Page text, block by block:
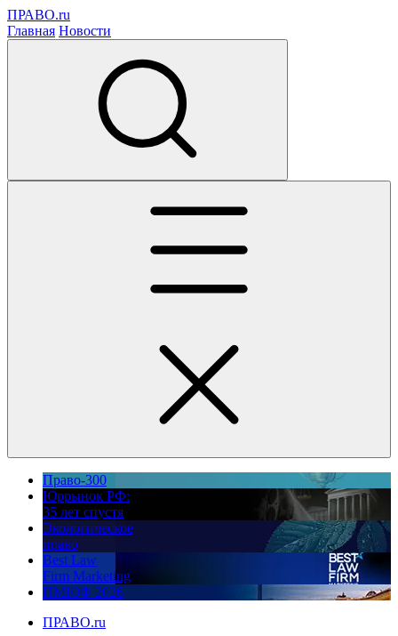
ПРАВО.ru
Главная Новости
Право-300
Юррынок РФ:
35 лет спустя
Экологическое
право
Best Law
Firm Marketing
ПМЮФ 2026
ПРАВО.ru